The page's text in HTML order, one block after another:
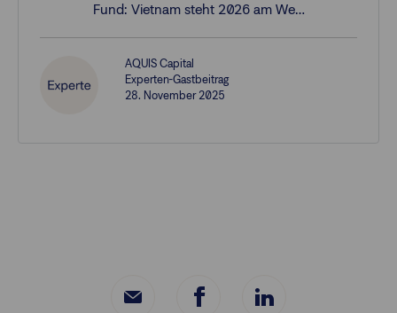
Fund: Vietnam steht 2026 am We…
AQUIS Capital
Experten-Gastbeitrag
28. November 2025